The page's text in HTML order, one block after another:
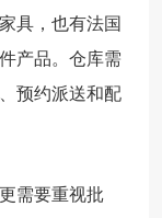
具，也有法国
产品。仓库需
预约派送和配
需要重视批